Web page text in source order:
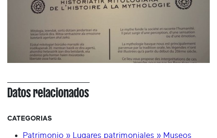
Datos relacionados
CATEGORIAS
Patrimonio » Lugares patrimoniales » Museos